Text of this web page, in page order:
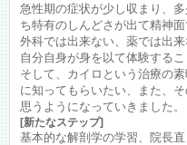
急性期の症状が少し収まり、
ち特有のしんどさが出て精神
外科では出来ない、薬では出
自分自身が身を以て体験するこ
そして、カイロという治療の
に知ってもらいたい、また、
思うようになっていきました 。
[新たなステップ]
基本的な解剖学の学習、院長